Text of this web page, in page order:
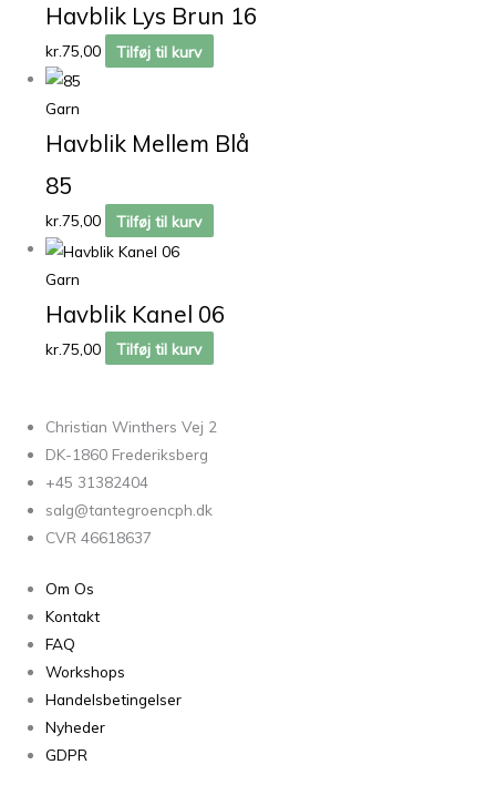
Havblik Lys Brun 16
kr.75,00 Tilføj til kurv
Garn
Havblik Mellem Blå
85
kr.75,00 Tilføj til kurv
Garn
Havblik Kanel 06
kr.75,00 Tilføj til kurv
Christian Winthers Vej 2
DK-1860 Frederiksberg
+45 31382404
salg@tantegroencph.dk
CVR 46618637
Om Os
Kontakt
FAQ
Workshops
Handelsbetingelser
Nyheder
GDPR